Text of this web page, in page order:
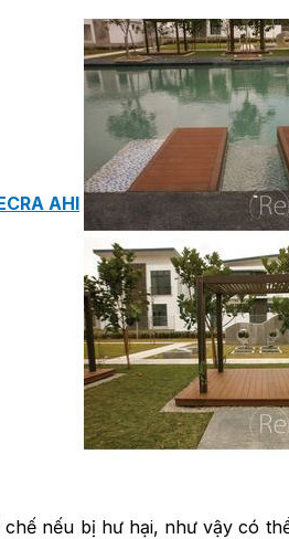
AHI
nếu bị hư hại, như vậy có